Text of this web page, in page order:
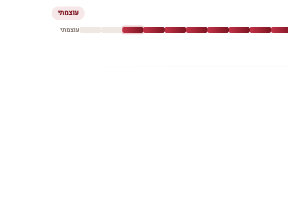
עוצמתי
עוצמתי